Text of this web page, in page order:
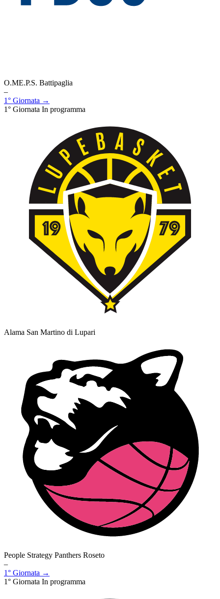
O.ME.P.S. Battipaglia
–
1° Giornata →
1° Giornata In programma
Alama San Martino di Lupari
People Strategy Panthers Roseto
–
1° Giornata →
1° Giornata In programma